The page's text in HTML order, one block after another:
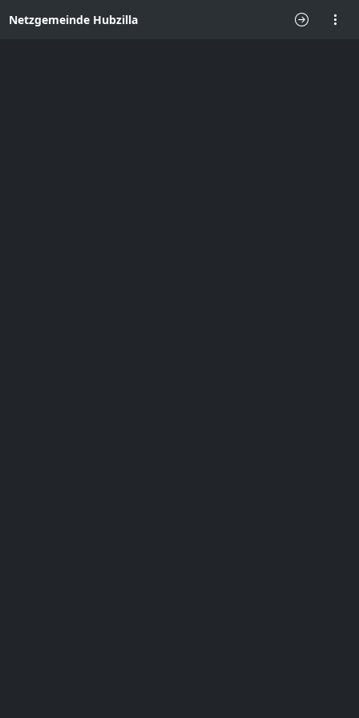
Netzgemeinde Hubzilla